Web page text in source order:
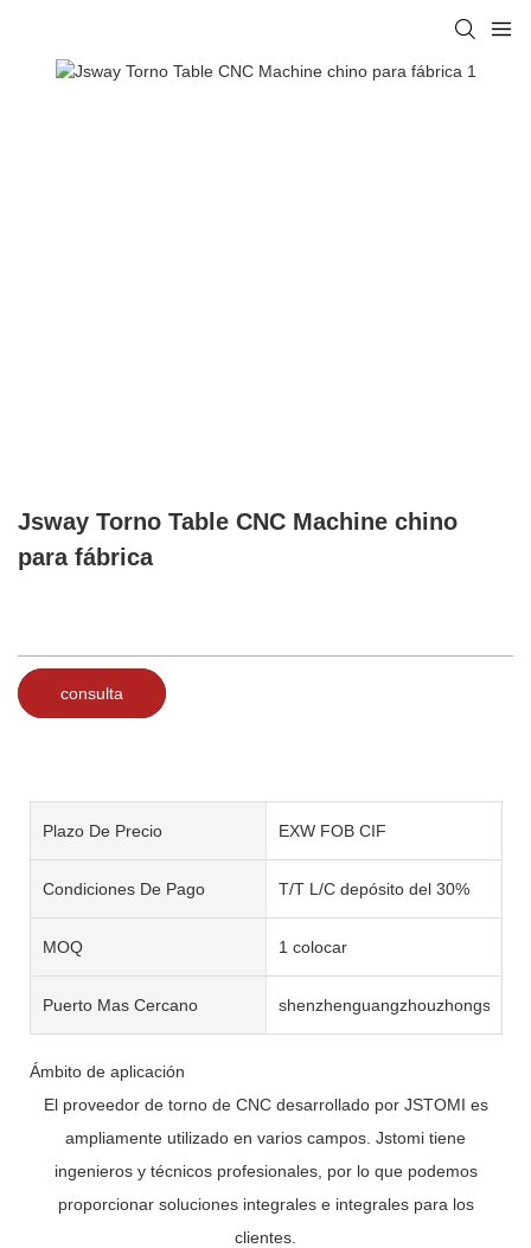
Jsway Torno Table CNC Machine chino
para fábrica
consulta
Plazo De Precio EXW FOB CIF
Condiciones De Pago T/T L/C depósito del 30%
MOQ 1 colocar
Puerto Mas Cercano shenzhenguangzhouzhongshan
Ámbito de aplicación
El proveedor de torno de CNC desarrollado por JSTOMI es
ampliamente utilizado en varios campos. Jstomi tiene
ingenieros y técnicos profesionales, por lo que podemos
proporcionar soluciones integrales e integrales para los
clientes.